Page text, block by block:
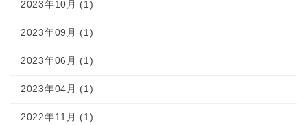
2023年10月 (1)
2023年09月 (1)
2023年06月 (1)
2023年04月 (1)
2022年11月 (1)